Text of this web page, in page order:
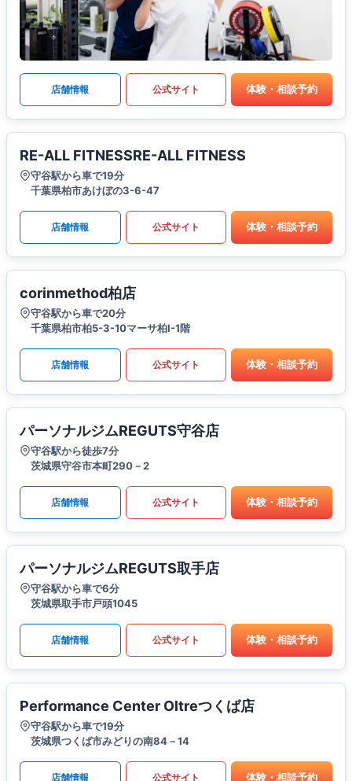
店舗情報 公式サイト 体験・相談予約
RE-ALL FITNESSRE-ALL FITNESS
守谷駅から車で19分
千葉県柏市あけぼの3-6-47
店舗情報 公式サイト 体験・相談予約
corinmethod柏店
守谷駅から車で20分
千葉県柏市柏5-3-10マーサ柏I-1階
店舗情報 公式サイト 体験・相談予約
パーソナルジムREGUTS守谷店
守谷駅から徒歩7分
茨城県守谷市本町290－2
店舗情報 公式サイト 体験・相談予約
パーソナルジムREGUTS取手店
守谷駅から車で6分
茨城県取手市戸頭1045
店舗情報 公式サイト 体験・相談予約
Performance Center Oltreつくば店
守谷駅から車で19分
茨城県つくば市みどりの南84－14
店舗情報 公式サイト 体験・相談予約